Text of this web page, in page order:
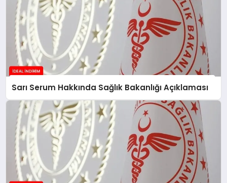
Sarı Serum Hakkında Sağlık Bakanlığı Açıklaması